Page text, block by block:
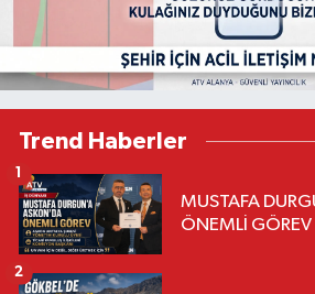
Trend Haberler
MUSTAFA
ÖNEMLİ GÖREV
1
2